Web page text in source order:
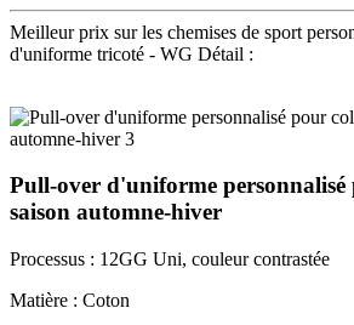
Meilleur prix sur les chemises de sport
d'uniforme tricoté - WG Détail :
Pull-over d'uniforme personnalisé
saison automne-hiver
Processus : 12GG Uni, couleur contrastée
Matière : Coton